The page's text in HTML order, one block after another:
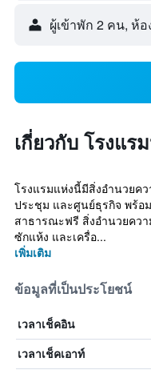
ผู้เข้าพัก 2 คน, ห้อ
เกี่ยวกับ โรงแ
โรงแรมแห่งนี้มีสิ่งอำนวยค
ประชุม และศูนย์ธุรกิจ พร้อ
สาธารณะฟรี สิ่งอำนวยคว
ซักแห้ง และเครื่อ...
เพิ่มเติม
ข้อมูลที่เป็นประโยชน์
เวลาเช็คอิน
เวลาเช็คเอาท์